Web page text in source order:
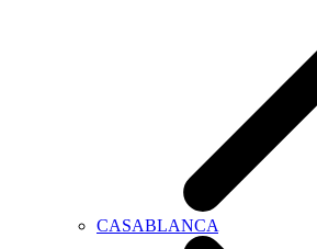
CASABLANCA